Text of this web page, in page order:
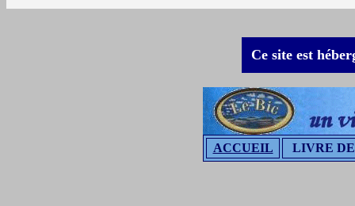
Ce site est
ACCUEIL LIVRE